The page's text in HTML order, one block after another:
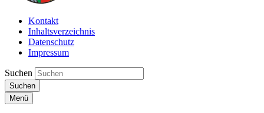
Kontakt
Inhaltsverzeichnis
Datenschutz
Impressum
Suchen
Suchen
Menü